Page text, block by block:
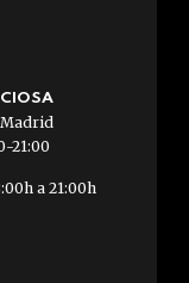
Madrid
21:00
a 21:00h